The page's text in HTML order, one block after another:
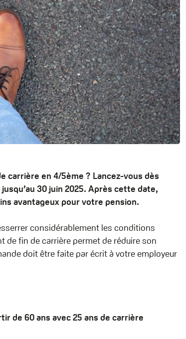
carrière en 4/5ème ? Lancez-vous dès
30 juin 2025. Après cette date,
avantageux pour votre pension.
considérablement les conditions
de fin de carrière permet de réduire son
doit être faite par écrit à votre employeur
de 60 ans avec 25 ans de carrière